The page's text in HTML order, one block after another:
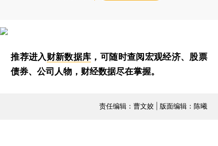
推荐进入财新数据库 ，可随时查阅宏观经济、股票
债券、公司人物，财经数据尽在掌握。
责任编辑：曹文姣 | 版面编辑：陈曦